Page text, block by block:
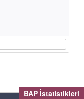
BAP İstatistikleri